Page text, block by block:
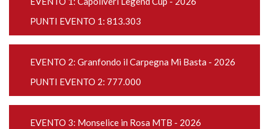
PUNTI EVENTO 1: 813.303
EVENTO 2: Granfondo il Carpegna Mi Basta - 2026
PUNTI EVENTO 2: 777.000
EVENTO 3: Monselice in Rosa MTB - 2026